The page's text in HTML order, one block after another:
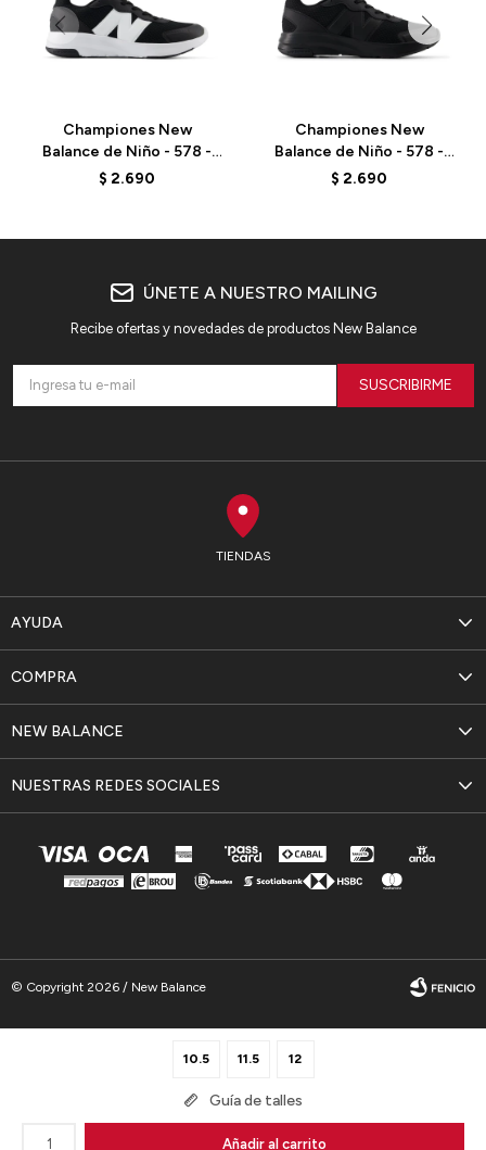
10.5 11.5 12
Guía de talles
1 Añadir al carrito
Championes New
Balance de Niño - 578 -
GK578BK - BLACK/WHITE
$ 2.690
Championes New
Balance de Niño - 578 -
GK578BB - BLACK
$ 2.690
TIENDAS
AYUDA
NEW BALANCE
COMPRA
NUESTRAS REDES SOCIALES
ÚNETE A NUESTRO MAILING
Recibe ofertas y novedades de productos New Balance
SUSCRIBIRME
© Copyright 2026 / New Balance